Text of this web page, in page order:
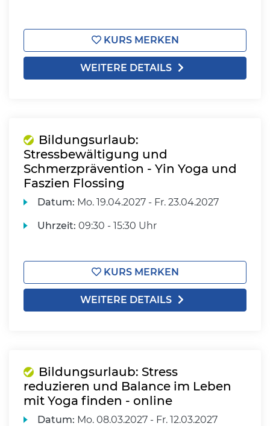
KURS MERKEN
WEITERE DETAILS
Bildungsurlaub:
Stressbewältigung und
Schmerzprävention - Yin Yoga und
Faszien Flossing
Datum: Mo. 19.04.2027 - Fr. 23.04.2027
Uhrzeit: 09:30 - 15:30 Uhr
KURS MERKEN
WEITERE DETAILS
Bildungsurlaub: Stress
reduzieren und Balance im Leben
mit Yoga finden - online
Datum: Mo. 08.03.2027 - Fr. 12.03.2027